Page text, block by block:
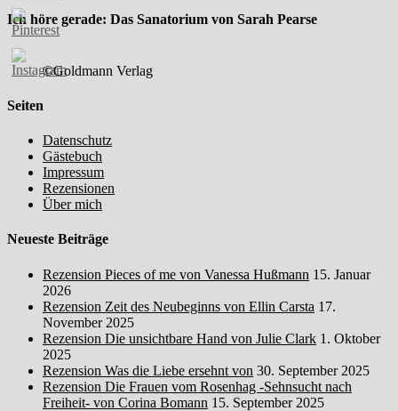
Ich höre gerade: Das Sanatorium von Sarah Pearse
©Goldmann Verlag
Seiten
Datenschutz
Gästebuch
Impressum
Rezensionen
Über mich
Neueste Beiträge
Rezension Pieces of me von Vanessa Hußmann 15. Januar
2026
Rezension Zeit des Neubeginns von Ellin Carsta 17.
November 2025
Rezension Die unsichtbare Hand von Julie Clark 1. Oktober
2025
Rezension Was die Liebe ersehnt von 30. September 2025
Rezension Die Frauen vom Rosenhag -Sehnsucht nach
Freiheit- von Corina Bomann 15. September 2025